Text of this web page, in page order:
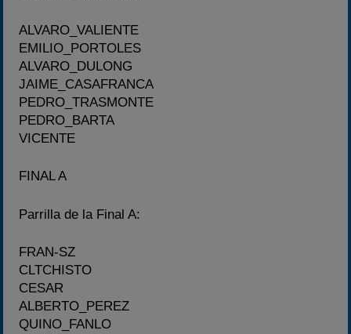
ALVARO_VALIENTE
EMILIO_PORTOLES
ALVARO_DULONG
JAIME_CASAFRANCA
PEDRO_TRASMONTE
PEDRO_BARTA
VICENTE
FINAL A
Parrilla de la Final A:
FRAN-SZ
CLTCHISTO
CESAR
ALBERTO_PEREZ
QUINO_FANLO